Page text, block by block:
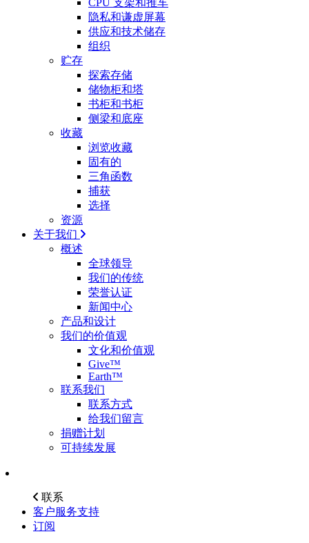
隐私和谦虚屏幕
供应和技术储存
组织
贮存
探索存储
储物柜和塔
书柜和书柜
侧梁和底座
收藏
浏览收藏
固有的
三角函数
捕获
选择
资源
关于我们
概述
全球领导
我们的传统
荣誉认证
新闻中心
产品和设计
我们的价值观
文化和价值观
Give™
Earth™
联系我们
联系方式
给我们留言
捐赠计划
可持续发展
联系
客户服务支持
订阅